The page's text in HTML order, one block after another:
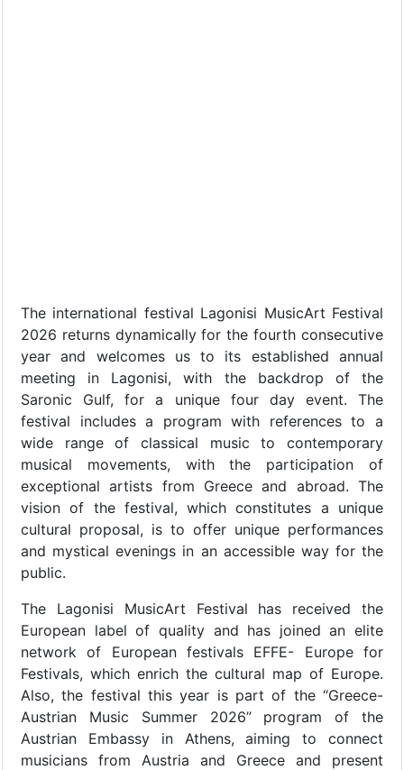
The international festival Lagonisi MusicArt Festival
2026 returns dynamically for the fourth consecutive
year and welcomes us to its established annual
meeting in Lagonisi, with the backdrop of the
Saronic Gulf, for a unique four day event. The
festival includes a program with references to a
wide range of classical music to contemporary
musical movements, with the participation of
exceptional artists from Greece and abroad. The
vision of the festival, which constitutes a unique
cultural proposal, is to offer unique performances
and mystical evenings in an accessible way for the
public.
The Lagonisi MusicArt Festival has received the
European label of quality and has joined an elite
network of European festivals EFFE- Europe for
Festivals, which enrich the cultural map of Europe.
Also, the festival this year is part of the “Greece-
Austrian Music Summer 2026” program of the
Austrian Embassy in Athens, aiming to connect
musicians from Austria and Greece and present